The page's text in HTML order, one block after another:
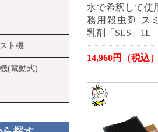
水で希釈して使
務用殺虫剤 ス
乳剤「SES」1L
14,960円（税込）
ト機
(電動式)